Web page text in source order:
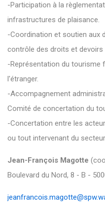
-Participation à la
infrastructures de plaisance.
-Coordination et soutien aux
contrôle des droits et
-Représentation du tourisme
l'étranger.
-Accompagnement
Comité de concertation du
-Concertation entre les
ou tout intervenant du
Jean-François Magotte
Boulevard du Nord, 8 - B -